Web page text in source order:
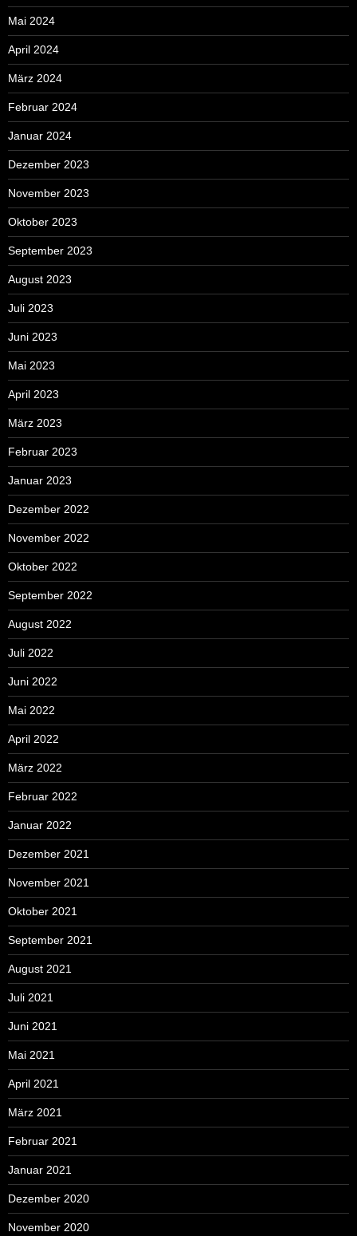
Mai 2024
April 2024
März 2024
Februar 2024
Januar 2024
Dezember 2023
November 2023
Oktober 2023
September 2023
August 2023
Juli 2023
Juni 2023
Mai 2023
April 2023
März 2023
Februar 2023
Januar 2023
Dezember 2022
November 2022
Oktober 2022
September 2022
August 2022
Juli 2022
Juni 2022
Mai 2022
April 2022
März 2022
Februar 2022
Januar 2022
Dezember 2021
November 2021
Oktober 2021
September 2021
August 2021
Juli 2021
Juni 2021
Mai 2021
April 2021
März 2021
Februar 2021
Januar 2021
Dezember 2020
November 2020